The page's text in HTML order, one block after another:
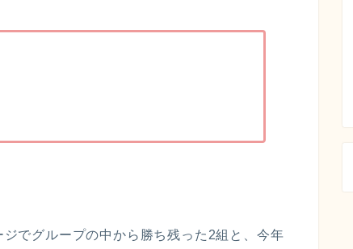
でグループの中から勝ち残った2組と、今年